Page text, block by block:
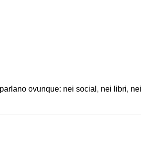
ovunque: nei social, nei libri,